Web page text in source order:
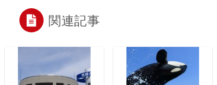
関連記事